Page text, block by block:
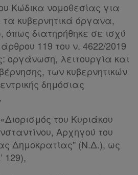
Κώδικα νομοθεσίας για
τα κυβερνητικά όργανα,
όπως διατηρήθηκε σε ισχύ
119 του ν. 4622/2019
οργάνωση, λειτουργία και
των κυβερνητικών
δημόσιας
του Κυριάκου
Αρχηγού του
Δημοκρατίας" (Ν.Δ.), ως
129),